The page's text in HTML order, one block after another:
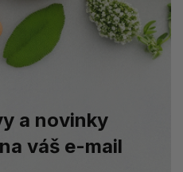
a novinky
váš e-mail